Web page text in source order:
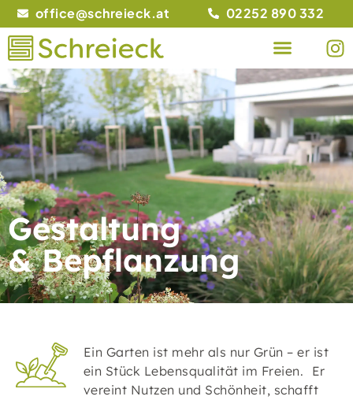
office@schreieck.at 02252 890 332
Gestaltung
& Bepflanzung
Ein Garten ist mehr als nur Grün – er ist
ein Stück Lebensqualität im Freien. Er
vereint Nutzen und Schönheit, schafft